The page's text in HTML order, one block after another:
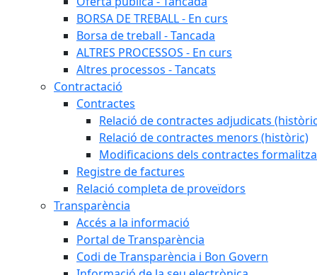
BORSA DE TREBALL - En curs
Borsa de treball - Tancada
ALTRES PROCESSOS - En curs
Altres processos - Tancats
Contractació
Contractes
Relació de contractes adjudicats
Relació de contractes menors (històric)
Modificacions dels contractes
Registre de factures
Relació completa de proveïdors
Transparència
Accés a la informació
Portal de Transparència
Codi de Transparència i Bon Govern